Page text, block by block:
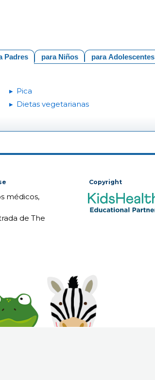
para Adolescentes
para Niños
Padres
Pica
Dietas vegetarianas
Copyright
médicos,
de The